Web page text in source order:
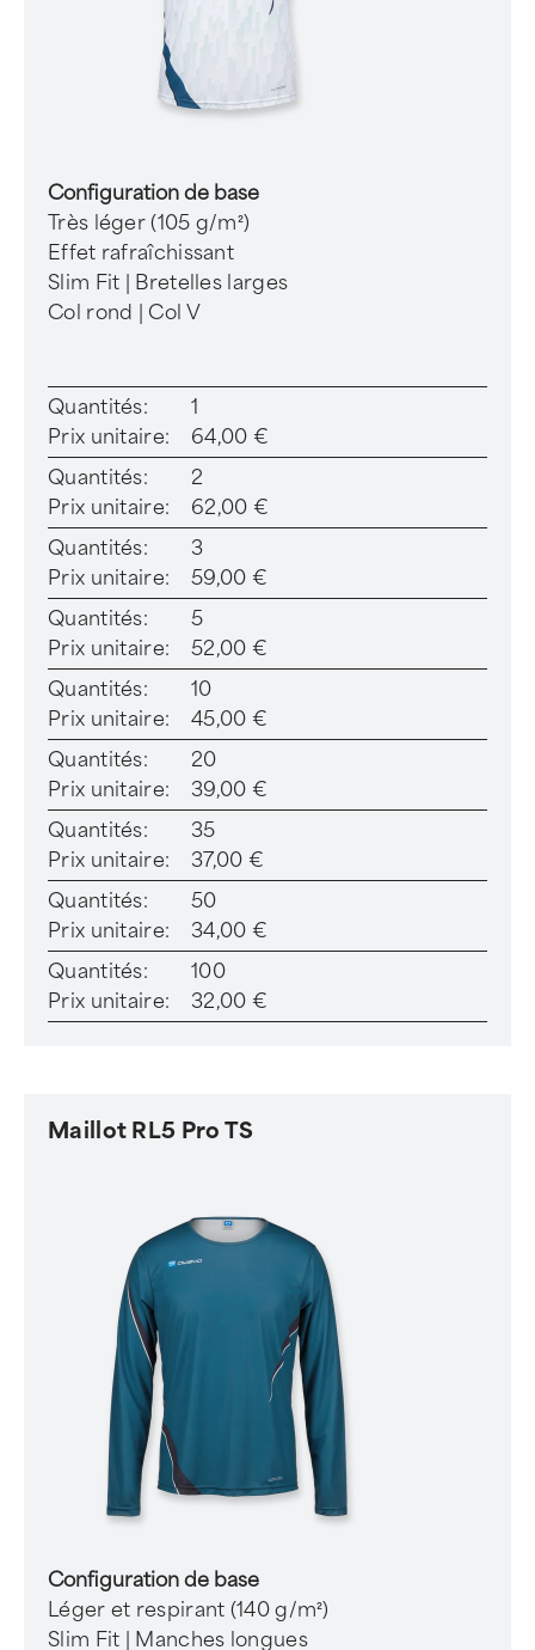
Configuration de base
Très léger (105 g/m²)
Effet rafraîchissant
Slim Fit | Bretelles larges
Col rond | Col V
Quantités:
1
Prix unitaire:
64,00 €
Quantités:
2
Prix unitaire:
62,00 €
Quantités:
3
Prix unitaire:
59,00 €
Quantités:
5
Prix unitaire:
52,00 €
Quantités:
10
Prix unitaire:
45,00 €
Quantités:
20
Prix unitaire:
39,00 €
Quantités:
35
Prix unitaire:
37,00 €
Quantités:
50
Prix unitaire:
34,00 €
Quantités:
100
Prix unitaire:
32,00 €
Maillot RL5 Pro TS
Configuration de base
Léger et respirant (140 g/m²)
Slim Fit | Manches longues